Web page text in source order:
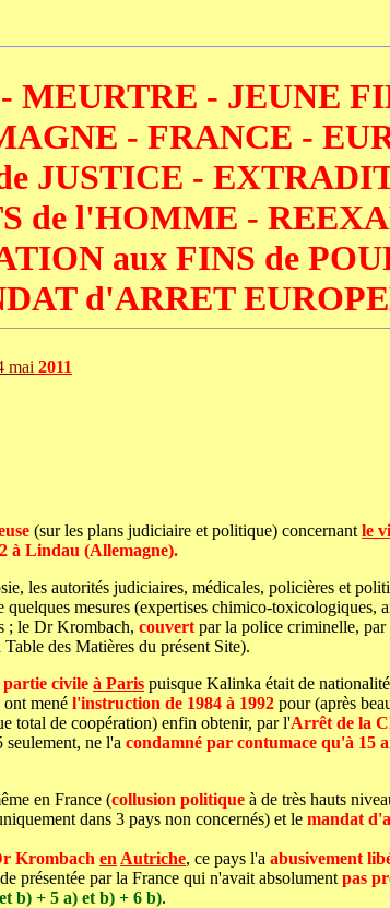
MEURTRE - JEUNE
- FRANCE -
JUSTICE -
de l'HOMME -
aux FINS de
d'ARRET
mai 2011
(sur les plans judiciaire et politique) concernant le
à Lindau (Allemagne).
les autorités judiciaires, médicales, policières et
mesures (expertises chimico-
; le Dr Krombach, couvert par la police criminelle, par
des Matières du présent Site).
partie civile à Paris puisque Kalinka était de
mené l'instruction de 1984 à 1992 pour (après
total de coopération) enfin obtenir, par l'Arrêt de la
ne l'a condamné par contumace qu'à 15
en France (collusion politique à de très hauts
dans 3 pays non concernés) et le mandat
Krombach en Autriche, ce pays l'a abusivement
présentée par la France qui n'avait absolument pas
b) + 5 a) et b) + 6 b).